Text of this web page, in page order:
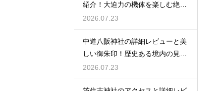
紹介！大迫力の機体を楽しむ絶好
場
2026.07.23
中道八阪神社の詳細レビューと美
しい御朱印！歴史ある境内の見所
を
2026.07.23